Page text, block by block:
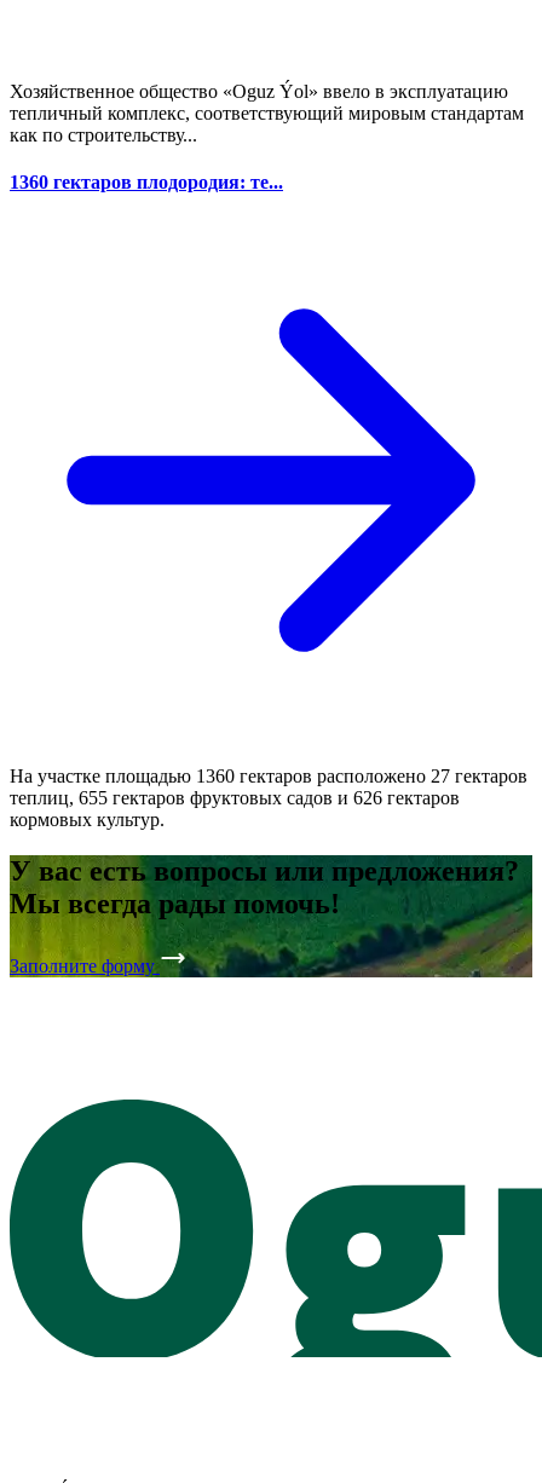
Хозяйственное общество «Oguz Ýol» ввело в эксплуатацию
тепличный комплекс, соответствующий мировым стандартам
как по строительству...
1360 гектаров плодородия: те...
На участке площадью 1360 гектаров расположено 27 гектаров
теплиц, 655 гектаров фруктовых садов и 626 гектаров
кормовых культур.
У вас есть вопросы или предложения?
Мы всегда рады помочь!
Заполните форму